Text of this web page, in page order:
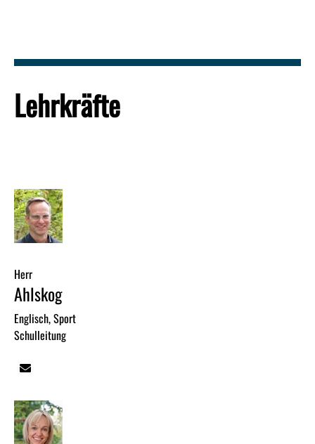
Lehrkräfte
Herr
Ahlskog
Englisch, Sport
Schulleitung